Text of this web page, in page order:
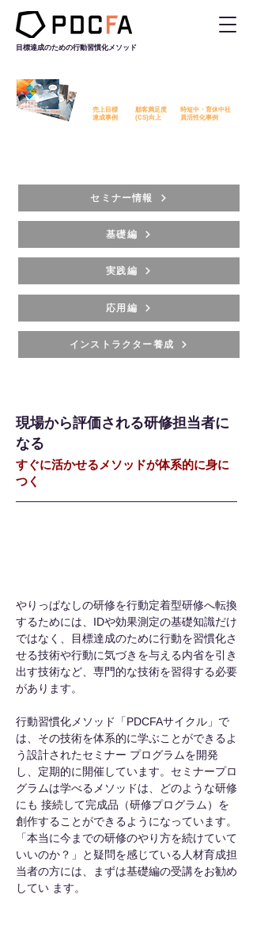
目標達成のための行動習慣化メソッド
売上目標
​達成事例
顧客満足度
​(CS)向上
時短中・育休中社
員活性化事例
セミナー情報
基礎編
実践編
応用編
インストラクター養成
現場から評価される研修担当者に
なる
すぐに活かせるメソッドが体系的に身に
つく
やりっぱなしの研修を行動定着型研修へ転換
するためには、IDや効果測定の基礎知識だけ
ではなく、目標達成のために行動を習慣化さ
せる技術や行動に気づきを与える内省を引き
出す技術など、専門的な技術を習得する必要
があります。
行動習慣化メソッド「PDCFAサイクル」で
は、その技術を体系的に学ぶことができるよ
う設計されたセミナー プログラムを開発
し、定期的に開催しています。セミナープロ
グラムは学べるメソッドは、どのような研修
にも 接続して完成品（研修プログラム）を
創作することができるようになっています。
「本当に今までの研修のやり方を続けていて
いいのか？」と疑問を感じている人材育成担
当者の方には、まずは基礎編の受講をお勧め
してい ます。